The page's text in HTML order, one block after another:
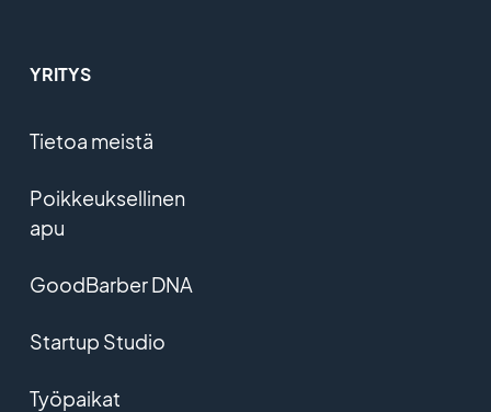
YRITYS
Tietoa meistä
Poikkeuksellinen
apu
GoodBarber DNA
Startup Studio
Työpaikat